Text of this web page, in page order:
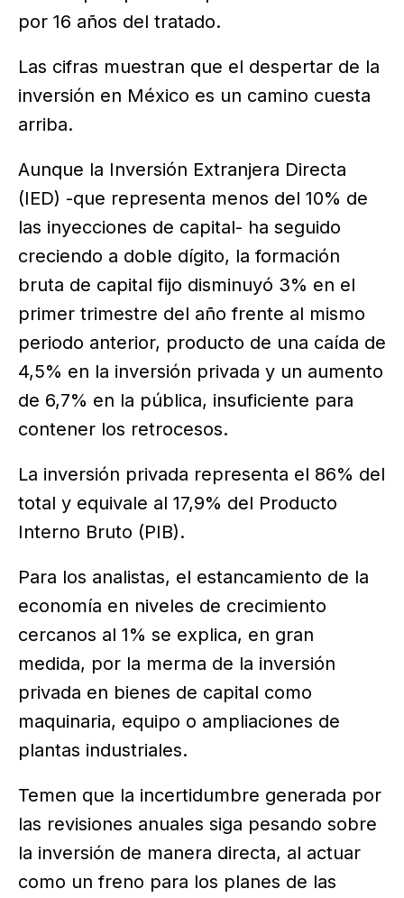
por 16 años del tratado.
Las cifras muestran que el despertar de la
inversión en México es un camino cuesta
arriba.
Aunque la Inversión Extranjera Directa
(IED) -que representa menos del 10% de
las inyecciones de capital- ha seguido
creciendo a doble dígito, la formación
bruta de capital fijo disminuyó 3% en el
primer trimestre del año frente al mismo
periodo anterior, producto de una caída de
4,5% en la inversión privada y un aumento
de 6,7% en la pública, insuficiente para
contener los retrocesos.
La inversión privada representa el 86% del
total y equivale al 17,9% del Producto
Interno Bruto (PIB).
Para los analistas, el estancamiento de la
economía en niveles de crecimiento
cercanos al 1% se explica, en gran
medida, por la merma de la inversión
privada en bienes de capital como
maquinaria, equipo o ampliaciones de
plantas industriales.
Temen que la incertidumbre generada por
las revisiones anuales siga pesando sobre
la inversión de manera directa, al actuar
como un freno para los planes de las